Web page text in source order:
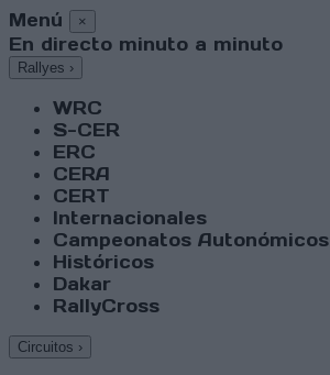
Menú ×
En directo minuto a minuto
Rallyes ›
WRC
S-CER
ERC
CERA
CERT
Internacionales
Campeonatos Autonómicos
Históricos
Dakar
RallyCross
Circuitos ›